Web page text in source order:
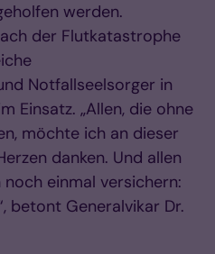
werden.
der Flutkatastrophe
Notfallseelsorger in
Einsatz. „Allen, die ohne
möchte ich an dieser
danken. Und allen
einmal versichern:
betont Generalvikar Dr.